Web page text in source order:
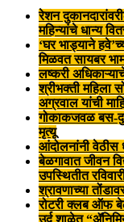
रेशन
महिन्यांचे धान्य
‘घर भाड्याने
मिळवत सायबर
लष्करी
श्रीभक्ती महिला
अग्रवाल यांची
गोकाकजवळ बस-
मृत्यू
आंदोलनांनी वेठीस
बेळगावात जीवन
उपस्थितीत
श्रावणाच्या
रोटरी क्लब ऑफ
उर्दू शाळेत